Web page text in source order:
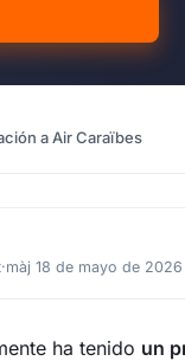
a Air Caraïbes
·màj 18 de mayo de 2026
ha tenido un